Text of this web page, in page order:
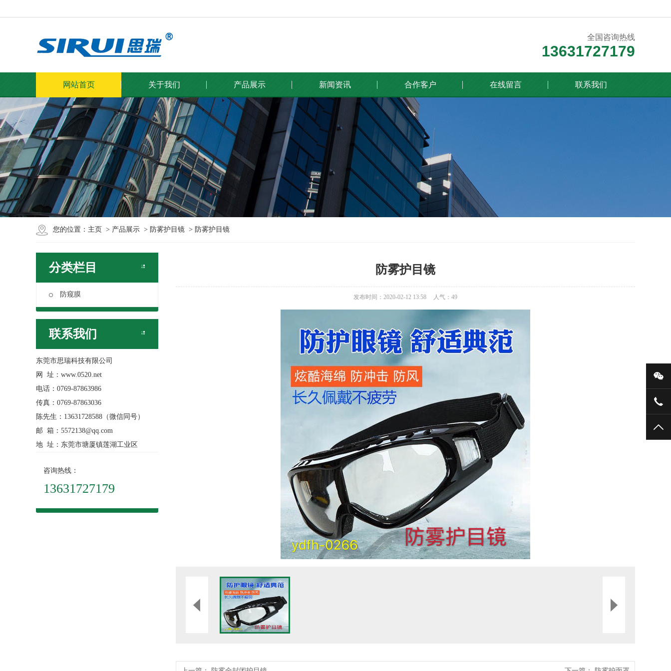
全国咨询热线
13631727179
网站首页 关于我们 产品展示 新闻资讯 合作客户 在线留言 联系我们
您的位置： 主页 > 产品展示 > 防雾护目镜 > 防雾护目镜
分类栏目
防窥膜
联系我们
东莞市思瑞科技有限公司
网 址：www.0520.net
电话：0769-87863986
传真：0769-87863036
陈先生：13631728588（微信同号）
邮 箱：5572138@qq.com
地 址：东莞市塘厦镇莲湖工业区
咨询热线：
13631727179
防雾护目镜
发布时间：2020-02-12 13:58 人气： 49
微